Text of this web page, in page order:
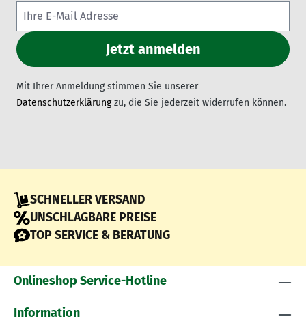
Mit Ihrer Anmeldung stimmen Sie unserer
Datenschutzerklärungzu, die Sie jederzeit widerrufen können.
SCHNELLER VERSAND
UNSCHLAGBARE PREISE
TOP SERVICE & BERATUNG
Onlineshop Service-Hotline
Information